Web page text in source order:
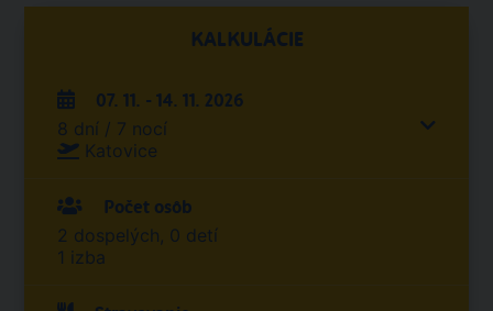
KALKULÁCIE
07. 11. - 14. 11. 2026
8 dní / 7 nocí
Katovice
Počet osôb
2 dospelých, 0 detí
1 izba